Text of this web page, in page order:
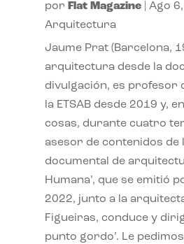
por Flat Magazine| Ago
Arquitectura
Jaume Prat (Barcelona,
arquitectura desde la
divulgación, es profesor
la ETSAB desde 2019 y,
cosas, durante cuatro
asesor de contenidos de
documental de
Humana’, que se emitió
2022, junto a la
Figueiras, conduce y
punto gordo’. Le